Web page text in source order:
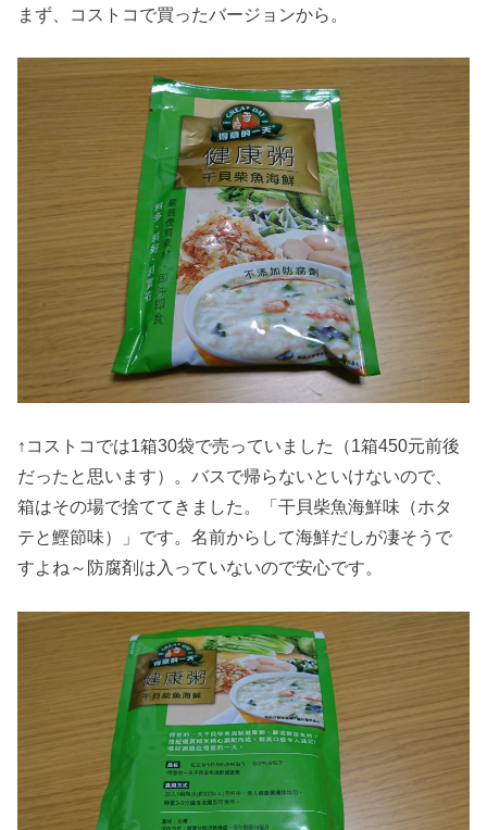
まず、コストコで買ったバージョンから。
↑コストコでは1箱30袋で売っていました（1箱450元前後
だったと思います）。バスで帰らないといけないので、
箱はその場で捨ててきました。「干貝柴魚海鮮味（ホタ
テと鰹節味）」です。名前からして海鮮だしが凄そうで
すよね～防腐剤は入っていないので安心です。